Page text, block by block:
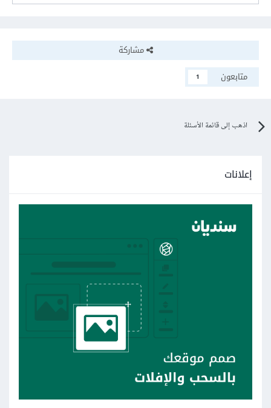
مشاركة
متابعون
1
اذهب إلى قائمة الأسئلة
إعلانات